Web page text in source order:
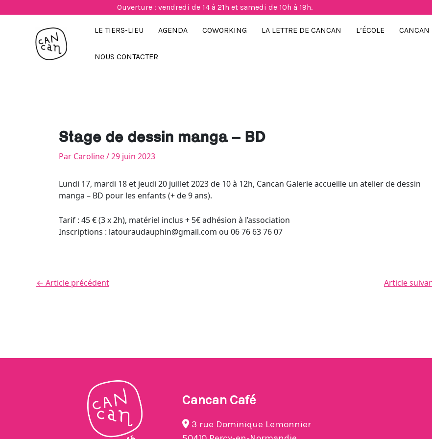
Ouverture : vendredi de 14 à 21h et samedi de 10h à 19h.
au
LE TIERS-LIEU AGENDA COWORKING LA LETTRE DE CANCAN L’ÉCOLE CANCAN
NOUS CONTACTER
Stage de dessin manga – BD
Par Caroline/29 juin 2023
Lundi 17, mardi 18 et jeudi 20 juillet 2023 de 10 à 12h, Cancan Galerie accueille un atelier de dessin
manga – BD pour les enfants (+ de 9 ans).
Tarif : 45 € (3 x 2h), matériel inclus + 5€ adhésion à l’association
Inscriptions : latouraudauphin@gmail.com ou 06 76 63 76 07
← Article précédent Article
Cancan Café
3 rue Dominique Lemonnier